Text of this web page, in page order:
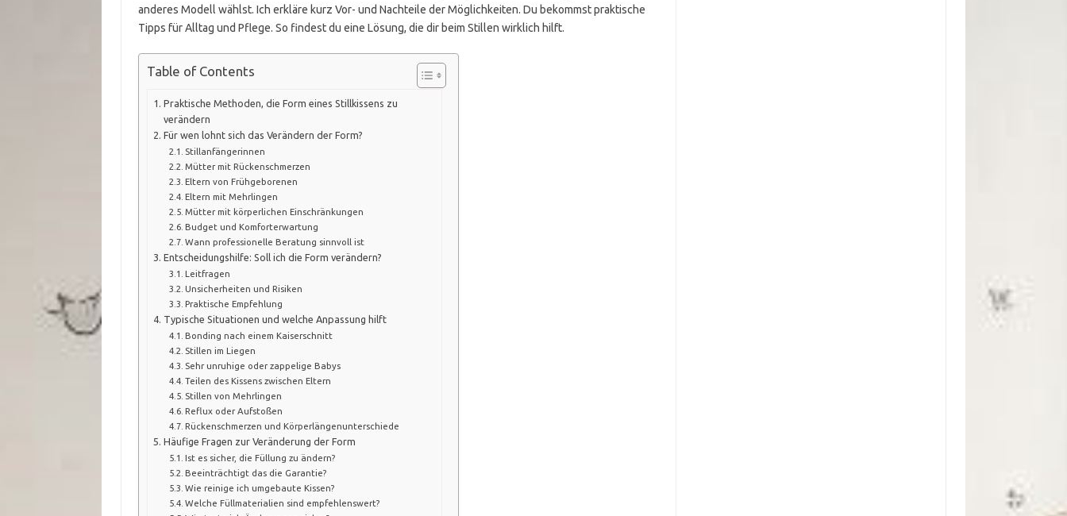
anderes Modell wählst. Ich erkläre kurz Vor- und Nachteile der Möglichkeiten. Du bekommst praktische
Tipps für Alltag und Pflege. So findest du eine Lösung, die dir beim Stillen wirklich hilft.
Table of Contents
Praktische Methoden, die Form eines Stillkissens zu
verändern
Für wen lohnt sich das Verändern der Form?
Stillanfängerinnen
Mütter mit Rückenschmerzen
Eltern von Frühgeborenen
Eltern mit Mehrlingen
Mütter mit körperlichen Einschränkungen
Budget und Komforterwartung
Wann professionelle Beratung sinnvoll ist
Entscheidungshilfe: Soll ich die Form verändern?
Leitfragen
Unsicherheiten und Risiken
Praktische Empfehlung
Typische Situationen und welche Anpassung hilft
Bonding nach einem Kaiserschnitt
Stillen im Liegen
Sehr unruhige oder zappelige Babys
Teilen des Kissens zwischen Eltern
Stillen von Mehrlingen
Reflux oder Aufstoßen
Rückenschmerzen und Körperlängenunterschiede
Häufige Fragen zur Veränderung der Form
Ist es sicher, die Füllung zu ändern?
Beeinträchtigt das die Garantie?
Wie reinige ich umgebaute Kissen?
Welche Füllmaterialien sind empfehlenswert?